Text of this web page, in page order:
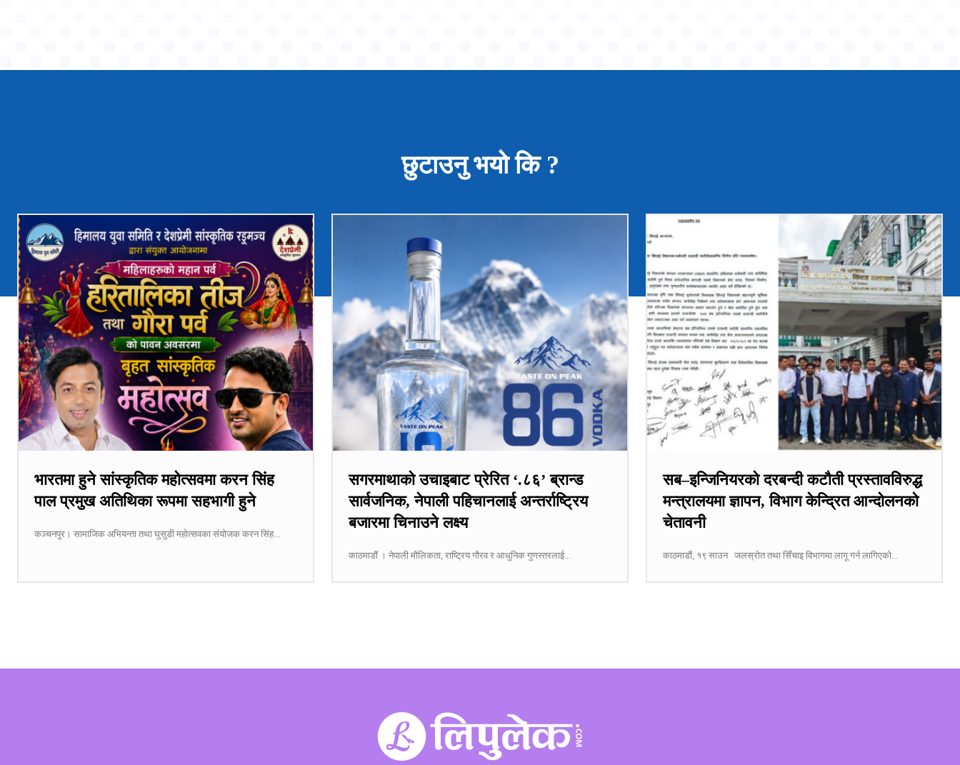
छुटाउनु भयो कि ?
भारतमा हुने सांस्कृतिक महोत्सवमा करन सिंह
पाल प्रमुख अतिथिका रूपमा सहभागी हुने
कञ्चनपुर। सामाजिक अभियन्ता तथा घुसुडी महोत्सवका संयोजक करन सिंह...
सगरमाथाको उचाइबाट प्रेरित ‘.८६’ ब्रान्ड
सार्वजनिक, नेपाली पहिचानलाई अन्तर्राष्ट्रिय
बजारमा चिनाउने लक्ष्य
काठमाडौं । नेपाली मौलिकता, राष्ट्रिय गौरव र आधुनिक गुणस्तरलाई...
सब–इन्जिनियरको दरबन्दी कटौती प्रस्तावविरुद्ध
मन्त्रालयमा ज्ञापन, विभाग केन्द्रित आन्दोलनको
चेतावनी
काठमाडौं, १९ साउन जलस्रोत तथा सिँचाइ विभागमा लागू गर्न लागिएको...